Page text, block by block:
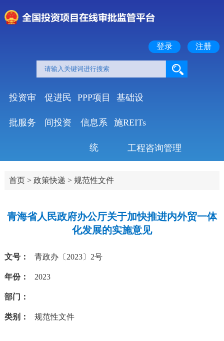
登录 注册
投资审
批服务
促进民
间投资
PPP项目
信息系
统
基础设
施REITs
工程咨询管理
首页> 政策快递 > 规范性文件
青海省人民政府办公厅关于加快推进内外贸一体
化发展的实施意见
文号： 青政办〔2023〕2号
年份： 2023
部门：
类别： 规范性文件